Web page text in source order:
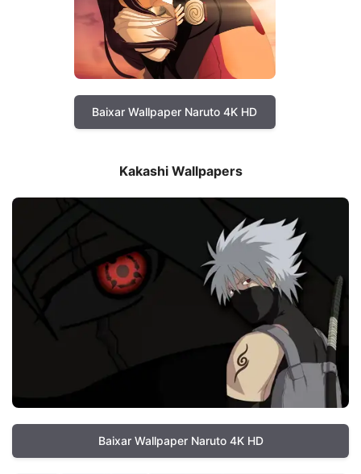
Baixar Wallpaper Naruto 4K HD
Kakashi Wallpapers
Baixar Wallpaper Naruto 4K HD